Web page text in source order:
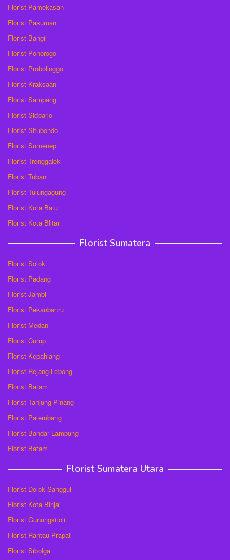
Florist Pamekasan
Florist Pasuruan
Florist Bangil
Florist Ponorogo
Florist Probolinggo
Florist Kraksaan
Florist Sampang
Florist Sidoarjo
Florist Situbondo
Florist Sumenep
Florist Trenggalek
Florist Tuban
Florist Tulungagung
Florist Kota Batu
Florist Kota Blitar
Florist Sumatera
Florist Solok
Florist Padang
Florist Jambi
Florist Pekanbanru
Florist Medan
Florist Curup
Florist Kepahiang
Florist Rejang Lebong
Florist Batam
Florist Tanjung Pinang
Florist Palembang
Florist Bandar Lampung
Florist Batam
Florist Sumatera Utara
Florist Dolok Sanggul
Florist Kota Binjai
Florist Gunungsitoli
Florist Rantau Prapat
Florist Sibolga